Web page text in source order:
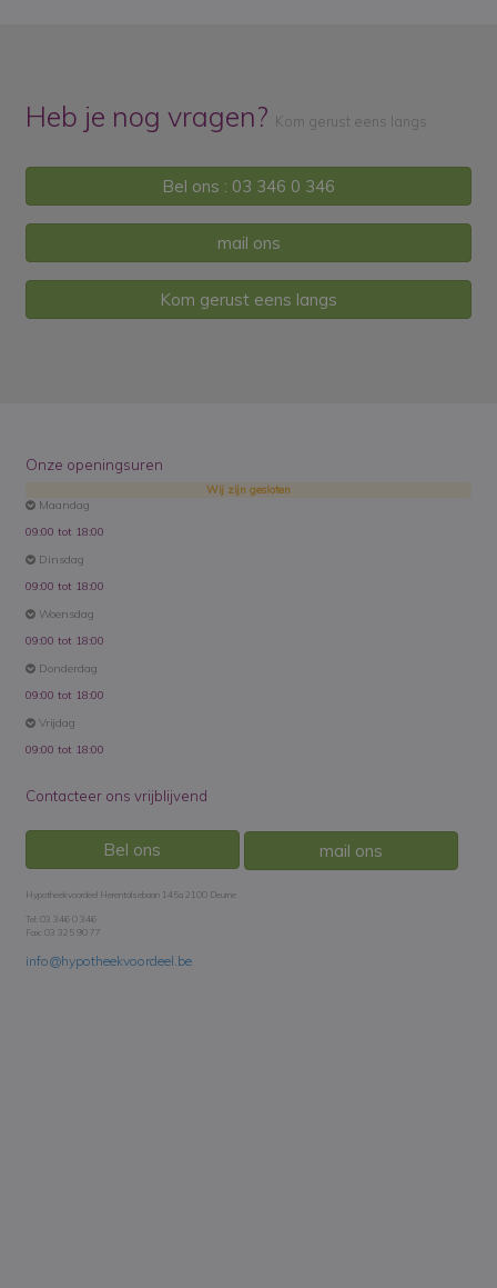
Heb je nog vragen? Kom gerust eens langs
Bel ons : 03 346 0 346
mail ons
Kom gerust eens langs
Onze openingsuren
Wij zijn gesloten
Maandag
09:00 tot 18:00
Dinsdag
09:00 tot 18:00
Woensdag
09:00 tot 18:00
Donderdag
09:00 tot 18:00
Vrijdag
09:00 tot 18:00
Contacteer ons vrijblijvend
Bel ons mail ons
Hypotheekvoordeel Herentalsebaan 145a 2100 Deurne
Tel: 03 346 0 346
Fax: 03 325 90 77
info@hypotheekvoordeel.be